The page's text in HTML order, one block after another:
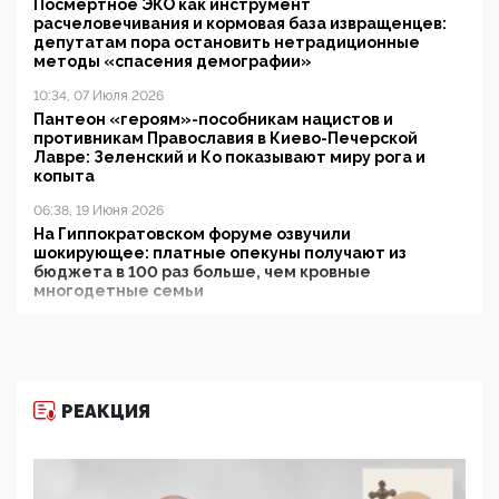
Посмертное ЭКО как инструмент
расчеловечивания и кормовая база извращенцев:
депутатам пора остановить нетрадиционные
методы «спасения демографии»
10:34, 07 Июля 2026
Пантеон «героям»-пособникам нацистов и
противникам Православия в Киево-Печерской
Лавре: Зеленский и Ко показывают миру рога и
копыта
06:38, 19 Июня 2026
На Гиппократовском форуме озвучили
шокирующее: платные опекуны получают из
бюджета в 100 раз больше, чем кровные
многодетные семьи
11:53, 09 Июня 2026
деятельность ИИТО ЮНЕСКО в России, но
цифроглобалисты продолжают определять
РЕАКЦИЯ